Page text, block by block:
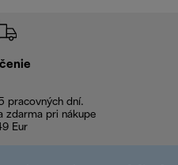
pracovných dní.
zdarma pri nákupe
Eur